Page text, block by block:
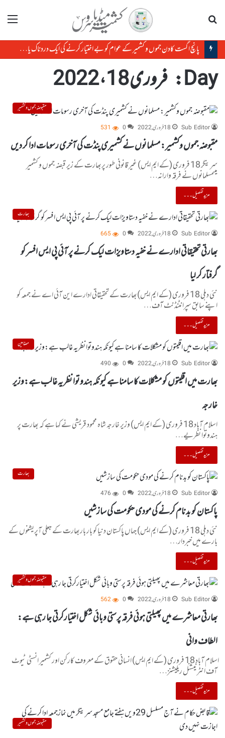
مینو
پانچ اگست کادن جموں و کشمیر کے عوام کو بے اختیار کرنے کی ایک دردناک یاد دہانی ہے: میرواعظ عمر فاروق
Day: فروری 18، 2022
مقبوضہ جموں و کشمیر
Sub Editor
18 فروری, 2022 0
531
مقبوضہ جموں وکشمیر: مسلمانوں نے کشمیری پنڈت کی آخری رسومات ادا کر دیں
سرینگر 18 فروری (کے ایم ایس) غیر قانونی طور پربھارت کے زیر قبضہ جموں و کشمیر
میںمسلمانوں نے فرقہ وارانہ…
مزید تفصیل۔۔۔
بھارت
Sub Editor
18 فروری, 2022 0
665
بھارتی تحقیقاتی ادارے نے خفیہ دستاویزات لیک کرنے پر آئی پی ایس افسر کو
گرفتار کر لیا
نئی دہلی 18 فروری (کے ایم ایس)بھارت کے تحقیقاتی ادارے این آئی اے نے جمعہ کو
اپنے سابق سپرانٹنڈنٹ آف…
مزید تفصیل۔۔۔
مضامین
Sub Editor
18 فروری, 2022 0
490
بھارت میں اقلیتوں کو مشکلات کا سامنا ہے کیونکہ ہندوتوا نظریہ غالب ہے:وزیر
خارجہ
اسلام آباد 18 فروری (کے ایم ایس) وزیر خارجہ شاہ محمود قریشی نے کہا ہے کہ بھارت پر
ہندوتوا نظریے…
مزید تفصیل۔۔۔
بھارت
Sub Editor
18 فروری, 2022 0
476
پاکستان کو بدنام کرنے کی مودی حکومت کی سازشیں
نئی دہلی 18 فروری (کے ایم ایس) جہاں پاکستان دنیا کو بار باربھارت کے جعلی آپریشنوں کے
بارے میں خبردار…
مزید تفصیل۔۔۔
مقبوضہ جموں و کشمیر
Sub Editor
18 فروری, 2022 0
562
بھارتی معاشرے میں پھیلتی ہوئی فرقہ پرستی وبائی شکل اختیارکرتی جا رہی ہے:
الطاف وانی
اسلام آباد 18 فروری (کے ایم ایس) انسانی حقوق کے معروف کارکن اور کشمیر انسٹی ٹیوٹ
آف انٹرنیشنل ریلیشنز…
مزید تفصیل۔۔۔
مقبوضہ جموں و کشمیر